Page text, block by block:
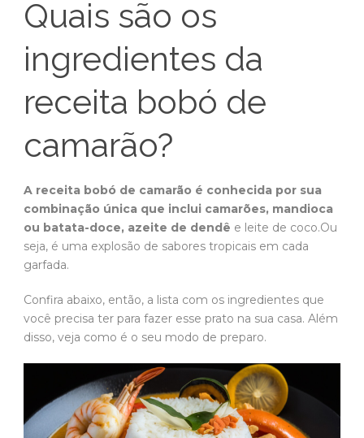
Quais são os
ingredientes da
receita bobó de
camarão?
A receita bobó de camarão é conhecida por sua
combinação única que inclui camarões, mandioca
ou batata-doce, azeite de dendê e leite de coco.Ou
seja, é uma explosão de sabores tropicais em cada
garfada.
Confira abaixo, então, a lista com os ingredientes que
você precisa ter para fazer esse prato na sua casa. Além
disso, veja como é o seu modo de preparo.